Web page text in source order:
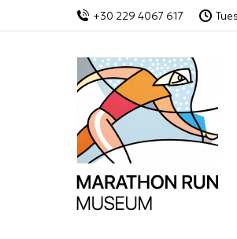
+30 229 4067 617